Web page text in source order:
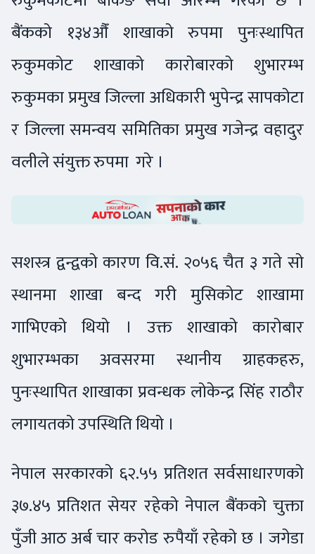
बैंकको १३४औँ शाखाको रुपमा पुनःस्थापित
रुकुमकोट शाखाको कारोबारको शुभारम्भ
रुकुमका प्रमुख जिल्ला अधिकारी भुपेन्द्र सापकोटा
र जिल्ला समन्वय समितिका प्रमुख गजेन्द्र वहादुर
वलीले संयुक्त रुपमा गरे ।
सशस्त्र द्वन्द्वको कारण वि.सं. २०५६ चैत ३ गते सो
स्थानमा शाखा बन्द गरी मुसिकोट शाखामा
गाभिएको थियो । उक्त शाखाको कारोबार
शुभारम्भका अवसरमा स्थानीय ग्राहकहरु,
पुनःस्थापित शाखाका प्रवन्धक लोकेन्द्र सिंह राठौर
लगायतको उपस्थिति थियो ।
नेपाल सरकारको ६२.५५ प्रतिशत सर्वसाधारणको
३७.४५ प्रतिशत सेयर रहेको नेपाल बैंकको चुक्ता
पुँजी आठ अर्ब चार करोड रुपैयाँ रहेको छ । जगेडा